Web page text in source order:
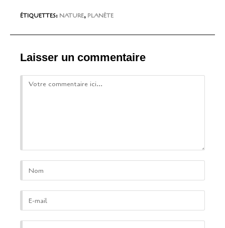
ÉTIQUETTES: NATURE, PLANÈTE
Laisser un commentaire
your
name
or
username
to
comment
your
email
address